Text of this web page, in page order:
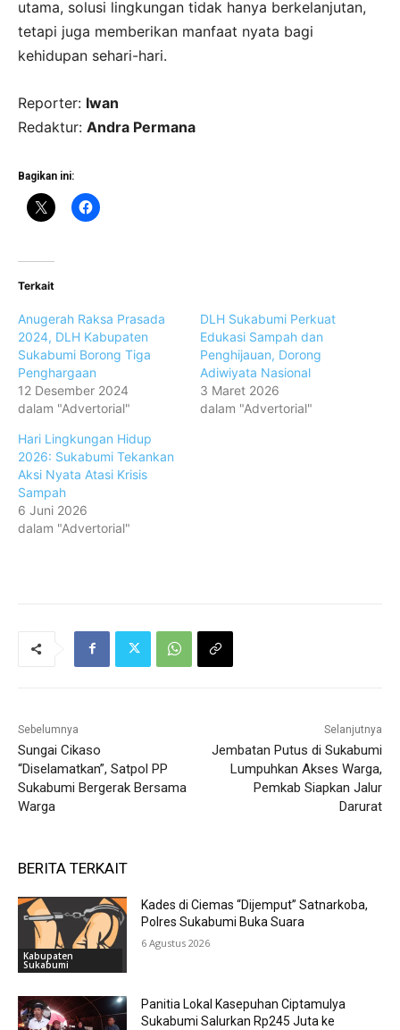
utama, solusi lingkungan tidak hanya berkelanjutan,
tetapi juga memberikan manfaat nyata bagi
kehidupan sehari-hari.
Reporter: Iwan
Redaktur: Andra Permana
Bagikan ini:
Terkait
Anugerah Raksa Prasada
2024, DLH Kabupaten
Sukabumi Borong Tiga
Penghargaan
12 Desember 2024
dalam "Advertorial"
DLH Sukabumi Perkuat
Edukasi Sampah dan
Penghijauan, Dorong
Adiwiyata Nasional
3 Maret 2026
dalam "Advertorial"
Hari Lingkungan Hidup
2026: Sukabumi Tekankan
Aksi Nyata Atasi Krisis
Sampah
6 Juni 2026
dalam "Advertorial"
Sebelumnya
Sungai Cikaso
“Diselamatkan”, Satpol PP
Sukabumi Bergerak Bersama
Warga
Selanjutnya
Jembatan Putus di Sukabumi
Lumpuhkan Akses Warga,
Pemkab Siapkan Jalur
Darurat
BERITA TERKAIT
Kabupaten
Sukabumi
Kades di Ciemas “Dijemput” Satnarkoba,
Polres Sukabumi Buka Suara
6 Agustus 2026
Panitia Lokal Kasepuhan Ciptamulya
Sukabumi Salurkan Rp245 Juta ke